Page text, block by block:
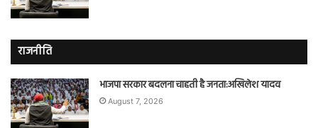
राजनीति
भाजपा सरकार बदलना चाहती है जनता:अखिलेश यादव
August 7, 2026